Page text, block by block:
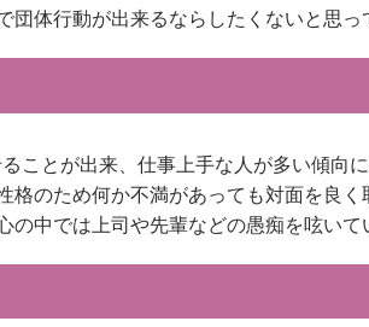
団体行動が出来るならしたくないと思っ
ことが出来、仕事上手な人が多い傾向に
格のため何か不満があっても対面を良く
中では上司や先輩などの愚痴を呟いて